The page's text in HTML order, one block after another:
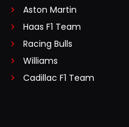
Aston Martin
Haas F1 Team
Racing Bulls
Williams
Cadillac F1 Team